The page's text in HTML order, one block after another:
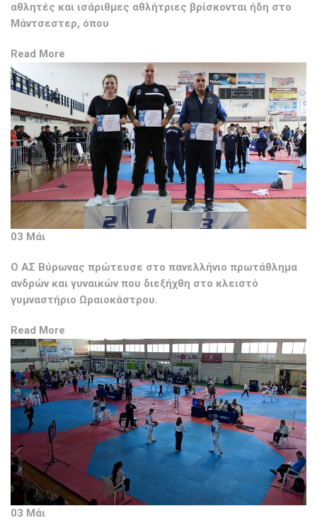
αθλητές και ισάριθμες αθλήτριες βρίσκονται ήδη στο
Μάντσεστερ, όπου
Read More
03 Μάι
Ο ΑΣ Βύρωνας πρώτευσε στο πανελλήνιο πρωτάθλημα
ανδρών και γυναικών που διεξήχθη στο κλειστό
γυμναστήριο Ωραιοκάστρου.
Read More
03 Μάι